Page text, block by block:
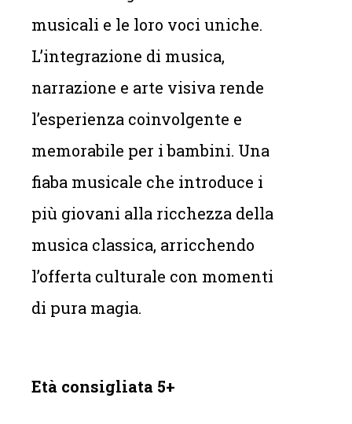
musicali e le loro voci uniche.
L’integrazione di musica,
narrazione e arte visiva rende
l’esperienza coinvolgente e
memorabile per i bambini. Una
fiaba musicale che introduce i
più giovani alla ricchezza della
musica classica, arricchendo
l’offerta culturale con momenti
di pura magia.
Età consigliata 5+